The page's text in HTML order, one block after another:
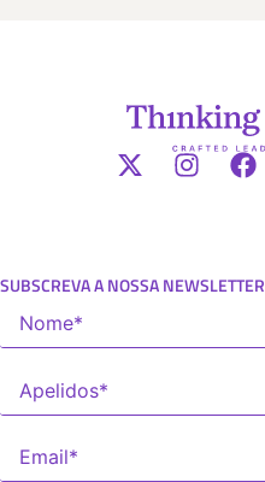
SUBSCREVA A NOSSA NEWSLETTER